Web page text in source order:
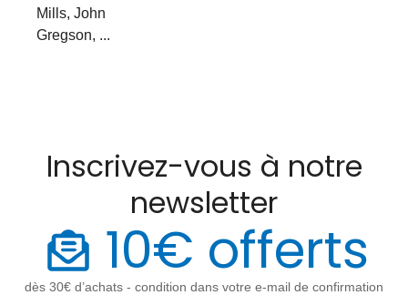
Mills, John
Gregson, ...
Inscrivez-vous à notre
newsletter
10€ offerts
dès 30€ d’achats - condition dans votre e-mail de confirmation